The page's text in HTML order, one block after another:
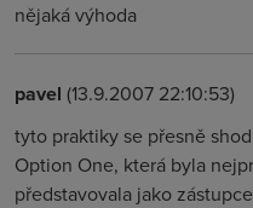
nějaká výhoda
pavel (13.9.2007 22:10:53)
tyto praktiky se přesně
Option One, která byla
představovala jako